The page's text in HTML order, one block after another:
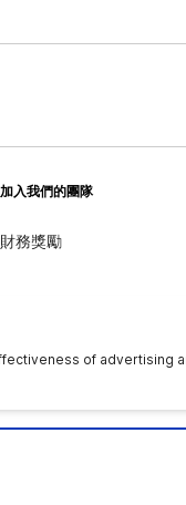
加入我們的團隊
財務獎勵